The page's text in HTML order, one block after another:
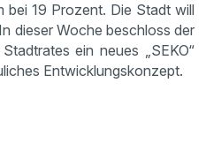
bei 19 Prozent. Die Stadt will
dieser Woche beschloss der
ein neues „SEKO“
Entwicklungskonzept.